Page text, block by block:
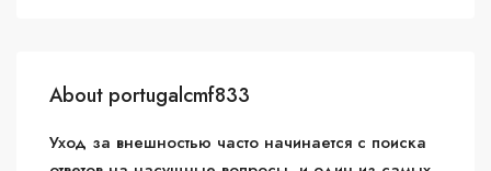
About portugalcmf833
Уход за внешностью часто начинается с поиска